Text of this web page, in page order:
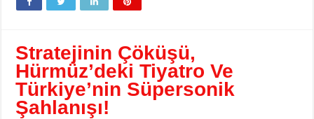
Stratejinin Çöküşü,
Hürmüz’deki Tiyatro Ve
Türkiye’nin Süpersonik
Şahlanışı!